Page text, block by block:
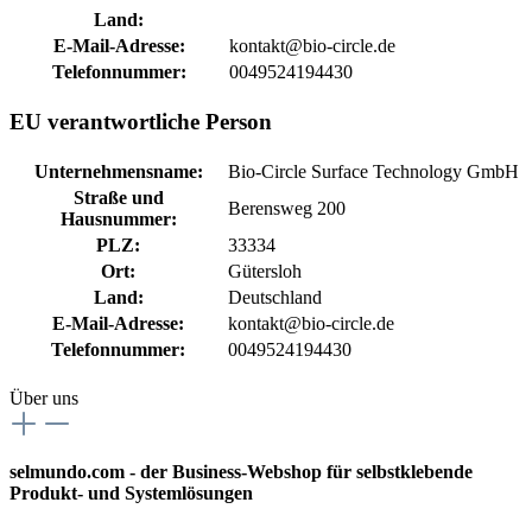
Land:
E-Mail-Adresse:
kontakt@bio-circle.de
Telefonnummer:
0049524194430
EU verantwortliche Person
Unternehmensname:
Bio-Circle Surface Technology GmbH
Straße und
Hausnummer:
Berensweg 200
PLZ:
33334
Ort:
Gütersloh
Land:
Deutschland
E-Mail-Adresse:
kontakt@bio-circle.de
Telefonnummer:
0049524194430
Über uns
selmundo.com - der Business-Webshop für selbstklebende
Produkt- und Systemlösungen